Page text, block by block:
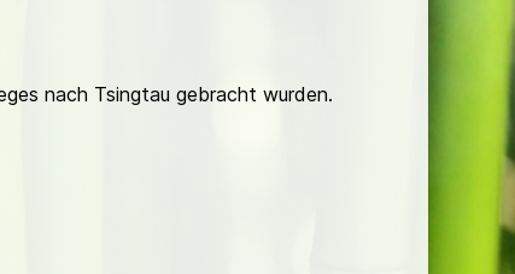
nach Tsingtau gebracht wurden.